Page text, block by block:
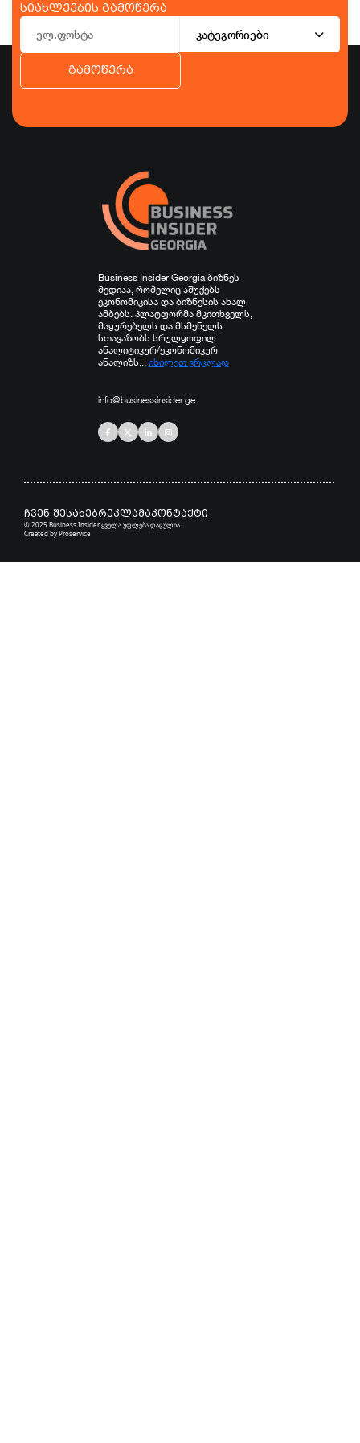
სიახლეების გამოწერა
კატეგორიები
გამოწერა
Business Insider Georgia ბიზნეს
მედიაა, რომელიც აშუქებს
ეკონომიკისა და ბიზნესის ახალ
ამბებს. პლატფორმა მკითხველს,
მაყურებელს და მსმენელს
სთავაზობს სრულყოფილ
ანალიტიკურ/ეკონომიკურ
ანალიზს... იხილეთ ვრცლად
info@businessinsider.ge
ჩვენ შესახებრეკლამაკონტაქტი
© 2025 Business Insider ყველა უფლება დაცულია.
Created byProservice